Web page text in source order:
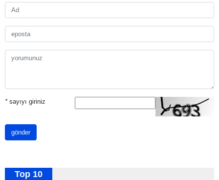
*sayıyı giriniz
gönder
Top 10